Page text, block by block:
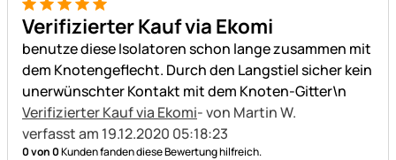
5 von 5
Verifizierter Kauf via Ekomi
benutze diese Isolatoren schon lange zusammen mit
dem Knotengeflecht. Durch den Langstiel sicher kein
unerwünschter Kontakt mit dem Knoten-Gitter\n
Verifizierter Kauf via Ekomi- von Martin W.
verfasst am 19.12.2020 05:18:23
0 von 0Kunden fanden diese Bewertung hilfreich.